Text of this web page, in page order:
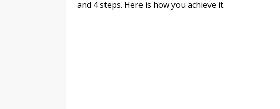
and 4 steps. Here is how you achieve it.